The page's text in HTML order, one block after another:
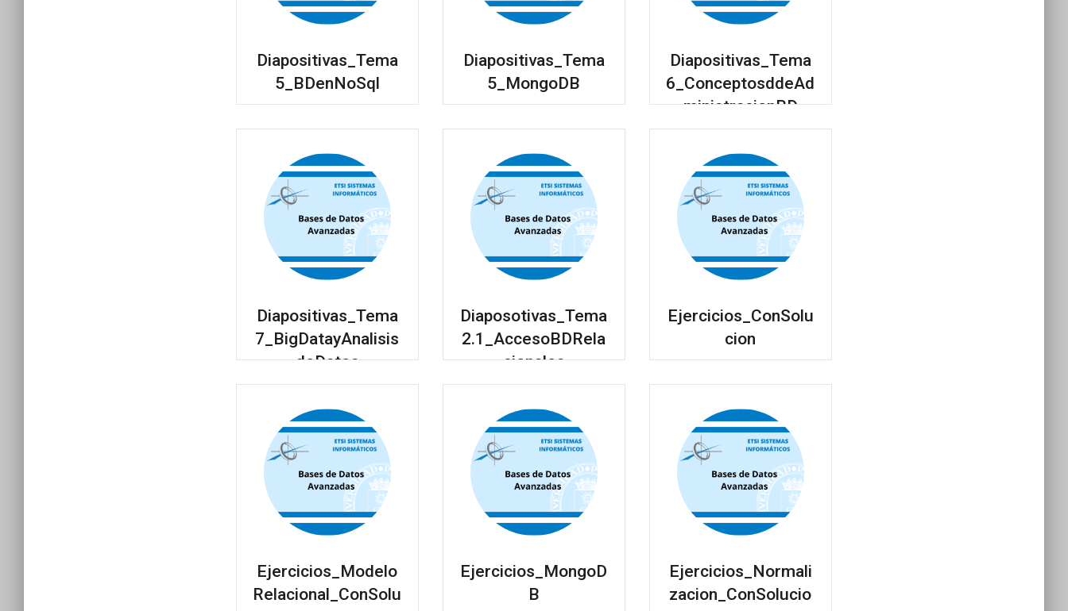
Diapositivas_Tema
5_BDenNoSql
Diapositivas_Tema
5_MongoDB
Diapositivas_Tema
6_ConceptosddeAd
ministracionBD
Diapositivas_Tema
7_BigDatayAnalisis
deDatos
Diaposotivas_Tema
2.1_AccesoBDRela
cionales
Ejercicios_ConSolu
cion
Ejercicios_Modelo
Relacional_ConSolu
Ejercicios_MongoD
B
Ejercicios_Normali
zacion_ConSolucio